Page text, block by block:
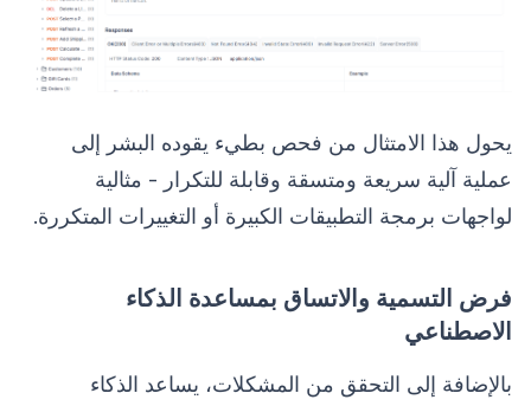
يحول هذا الامتثال من فحص بطيء يقوده البشر إلى
عملية آلية سريعة ومتسقة وقابلة للتكرار - مثالية
لواجهات برمجة التطبيقات الكبيرة أو التغييرات المتكررة.
فرض التسمية والاتساق بمساعدة الذكاء
الاصطناعي
بالإضافة إلى التحقق من المشكلات، يساعد الذكاء